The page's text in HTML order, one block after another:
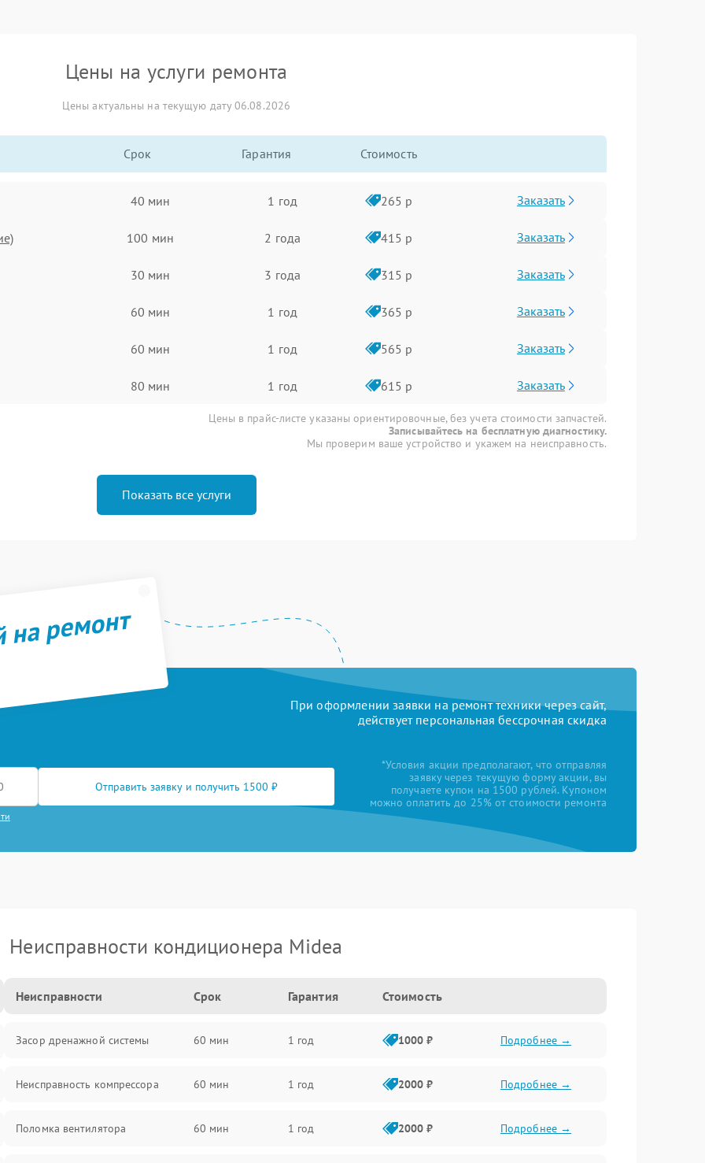
Цены на услуги ремонта
Цены актуальны на текущую дату 06.08.2026
Срок Гарантия Стоимость
40 мин 1 год 265 р Заказать
100 мин 2 года 415 р Заказать
30 мин 3 года 315 р Заказать
60 мин 1 год 365 р Заказать
60 мин 1 год 565 р Заказать
80 мин 1 год 615 р Заказать
Цены в прайс-листе указаны ориентировочные, без учета стоимости запчастей.
Записывайтесь на бесплатную диагностику.
Мы проверим ваше устройство и укажем на неисправность.
Показать все услуги
ремонт
При оформлении заявки на ремонт техники через сайт,
действует персональная бессрочная скидка
Отправить заявку и получить 1500 ₽
*Условия акции предполагают, что отправляя
заявку через текущую форму акции, вы
получаете купон на 1500 рублей. Купоном
можно оплатить до 25% от стоимости ремонта
Неисправности кондиционера Midea
Неисправности Срок Гарантия Стоимость
Засор дренажной системы 60 мин 1 год 1000 ₽ Подробнее →
Неисправность компрессора 60 мин 1 год 2000 ₽ Подробнее →
Поломка вентилятора 60 мин 1 год 2000 ₽ Подробнее →